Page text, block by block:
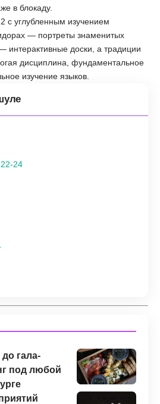
в блокаду.
с углубленным изучением
— портреты знаменитых
интерактивные доски, а традиции
дисциплина, фундаментальное
изучение языков.
22-24
гала-
под любой